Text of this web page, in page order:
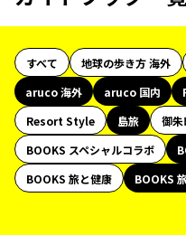
すべて 地球の歩き方 海外
aruco 海外
aruco 国内
Resort Style
島旅 御朱
BOOKS スペシャルコラボ
BOOKS 旅と健康
BOOKS